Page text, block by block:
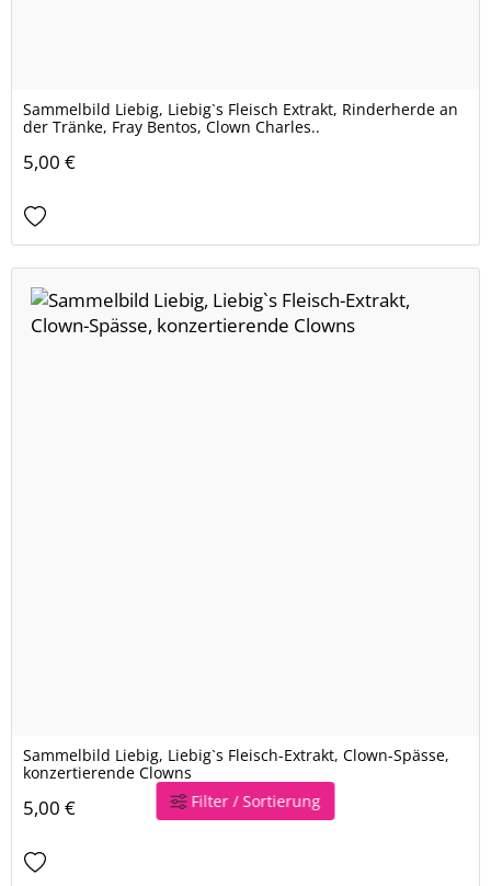
Filter / Sortierung
Sammelbild Liebig, Liebig`s Fleisch Extrakt, Rinderherde an
der Tränke, Fray Bentos, Clown Charles..
5,00 €
Sammelbild Liebig, Liebig`s Fleisch-Extrakt, Clown-Spässe,
konzertierende Clowns
5,00 €